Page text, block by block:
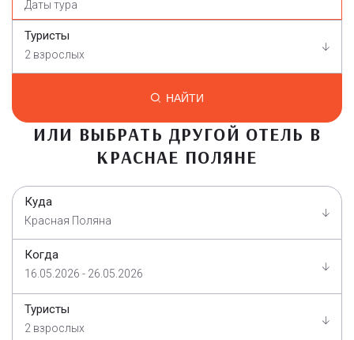
Туристы
2 взрослых
НАЙТИ
ИЛИ ВЫБРАТЬ ДРУГОЙ ОТЕЛЬ В
КРАСНАЕ ПОЛЯНЕ
Куда
Красная Поляна
Когда
16.05.2026 - 26.05.2026
Туристы
2 взрослых